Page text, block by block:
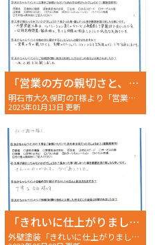
「営業の方の親切さと、実際のカラーシミュレーションによる完成後のイメージが出来ることです。」
明石市大久保町のT様より「営業の方の親切さと、実際のカラーシミュレーションによる完成後のイメージが出来ることです。」〜完工後アンケート〜
2025年01月13日 更新
「きれいに仕上がりました。イメージ通りでした。」
外壁塗装「きれいに仕上がりました。イメージ通りでした。」明石市二見町 W様の完工後アンケート〜